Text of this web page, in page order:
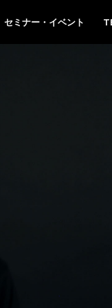
セミナー・イベント